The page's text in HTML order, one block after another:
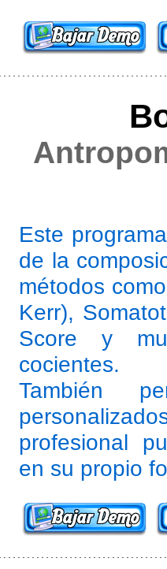
Este
de la
métodos
Kerr),
Score y
cocientes.
También
profesional
en su propio